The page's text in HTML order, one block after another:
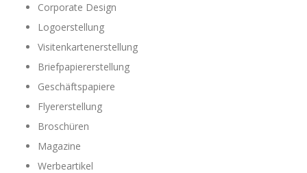
Corporate Design
Logoerstellung
Visitenkartenerstellung
Briefpapiererstellung
Geschäftspapiere
Flyererstellung
Broschüren
Magazine
Werbeartikel